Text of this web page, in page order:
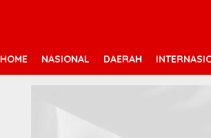
HOME NASIONAL DAERAH